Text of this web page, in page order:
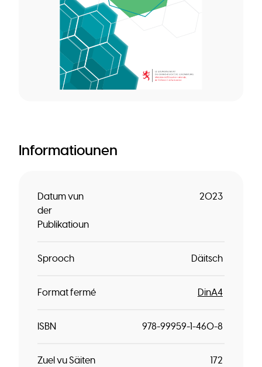
Informatiounen
Datum vun
der
Publikatioun
2023
Sprooch Däitsch
Format fermé DinA4
ISBN 978-99959-1-460-8
Zuel vu Säiten 172